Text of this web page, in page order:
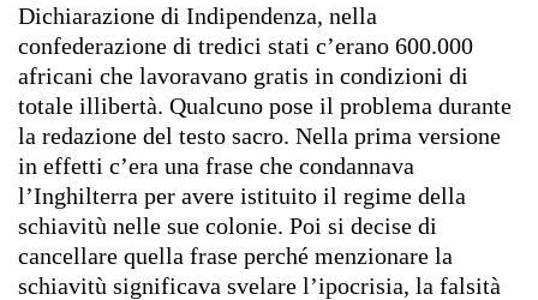
Dichiarazione di Indipendenza, nella
confederazione di tredici stati c’erano 600.000
africani che lavoravano gratis in condizioni di
totale illibertà. Qualcuno pose il problema durante
la redazione del testo sacro. Nella prima versione
in effetti c’era una frase che condannava
l’Inghilterra per avere istituito il regime della
schiavitù nelle sue colonie. Poi si decise di
cancellare quella frase perché menzionare la
schiavitù significava svelare l’ipocrisia, la falsità